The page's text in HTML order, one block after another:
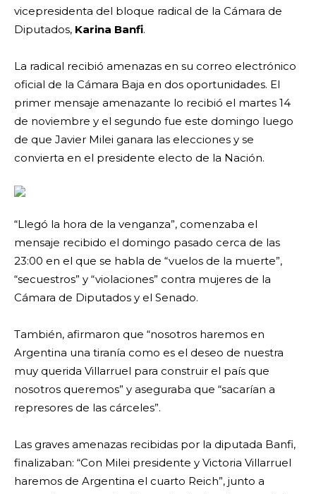
vicepresidenta del bloque radical de la Cámara de
Diputados, Karina Banfi.
La radical recibió amenazas en su correo electrónico
oficial de la Cámara Baja en dos oportunidades. El
primer mensaje amenazante lo recibió el martes 14
de noviembre y el segundo fue este domingo luego
de que Javier Milei ganara las elecciones y se
convierta en el presidente electo de la Nación.
“Llegó la hora de la venganza”, comenzaba el
mensaje recibido el domingo pasado cerca de las
23:00 en el que se habla de “vuelos de la muerte”,
“secuestros” y “violaciones” contra mujeres de la
Cámara de Diputados y el Senado.
También, afirmaron que “nosotros haremos en
Argentina una tiranía como es el deseo de nuestra
muy querida Villarruel para construir el país que
nosotros queremos” y aseguraba que “sacarían a
represores de las cárceles”.
Las graves amenazas recibidas por la diputada Banfi,
finalizaban: “Con Milei presidente y Victoria Villarruel
haremos de Argentina el cuarto Reich”, junto a